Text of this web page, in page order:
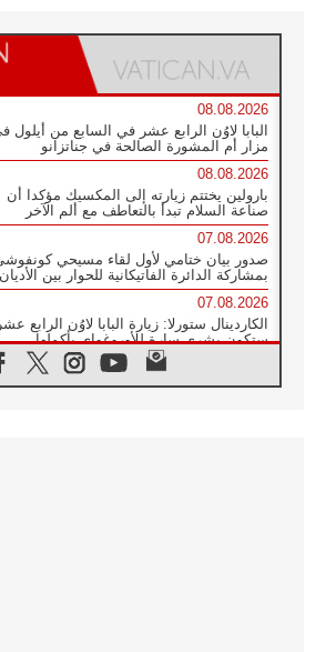
08.08.2026
البابا لاوُن الرابع عشر في السابع من أيلول
مزار أم المشورة الصالحة في جناتزانو
08.08.2026
بارولين يختتم زيارته إلى المكسيك مؤكدا أن
صناعة السلام تبدأ بالتعاطف مع ألم الآخر
07.08.2026
صدور بيان ختامي لأول لقاء مسيحي
بمشاركة الدائرة الفاتيكانية للحوار بين الأديان
07.08.2026
الكاردينال ستورلا: زيارة البابا لاوُن الرابع عشر
ستكون بشرى سارة للأوروغواي بأكملها
الفاتيكان يعلن برنامج الزيارة الرسولية للبابا